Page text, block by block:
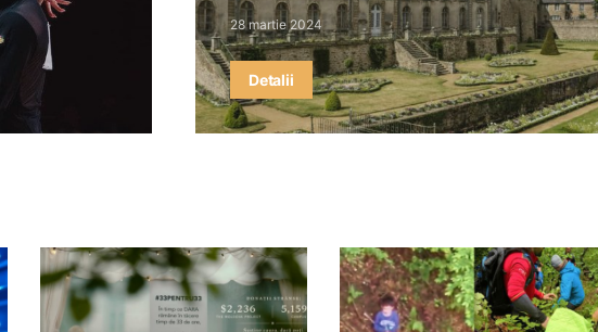
28 martie 2024
Detalii